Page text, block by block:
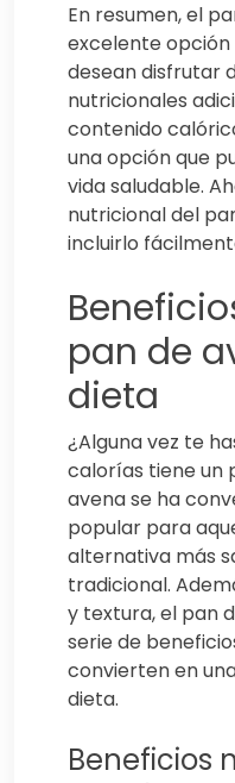
En resumen, el
excelente opción
desean disfrutar
nutricionales
contenido
una opción que
vida saludable.
nutricional del
incluirlo
pan de
dieta
¿Alguna vez te
calorías tiene un
avena se ha
popular para
alternativa más
tradicional.
y textura, el pan
serie de
convierten en
dieta.
Beneficios